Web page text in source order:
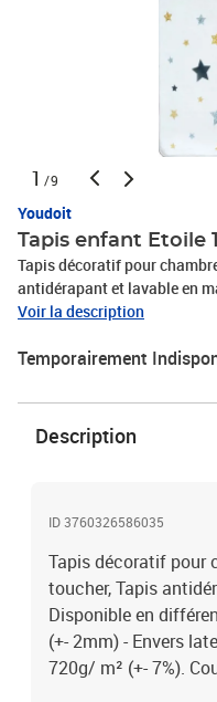
1 /9
Youdoit
Tapis enfant Etoile
Tapis décoratif pour
antidérapant et lavable en
tailles, Epaisseur : 6MM (+-
Voir la description
Temporairement
Description
ID 3760326586035
Tapis décoratif pour
toucher, Tapis
Disponible en
(+- 2mm) - Envers
720g/ m² (+- 7%).